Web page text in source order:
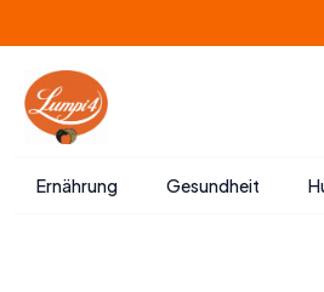
Inhalt
springen
Ernährung Gesundheit